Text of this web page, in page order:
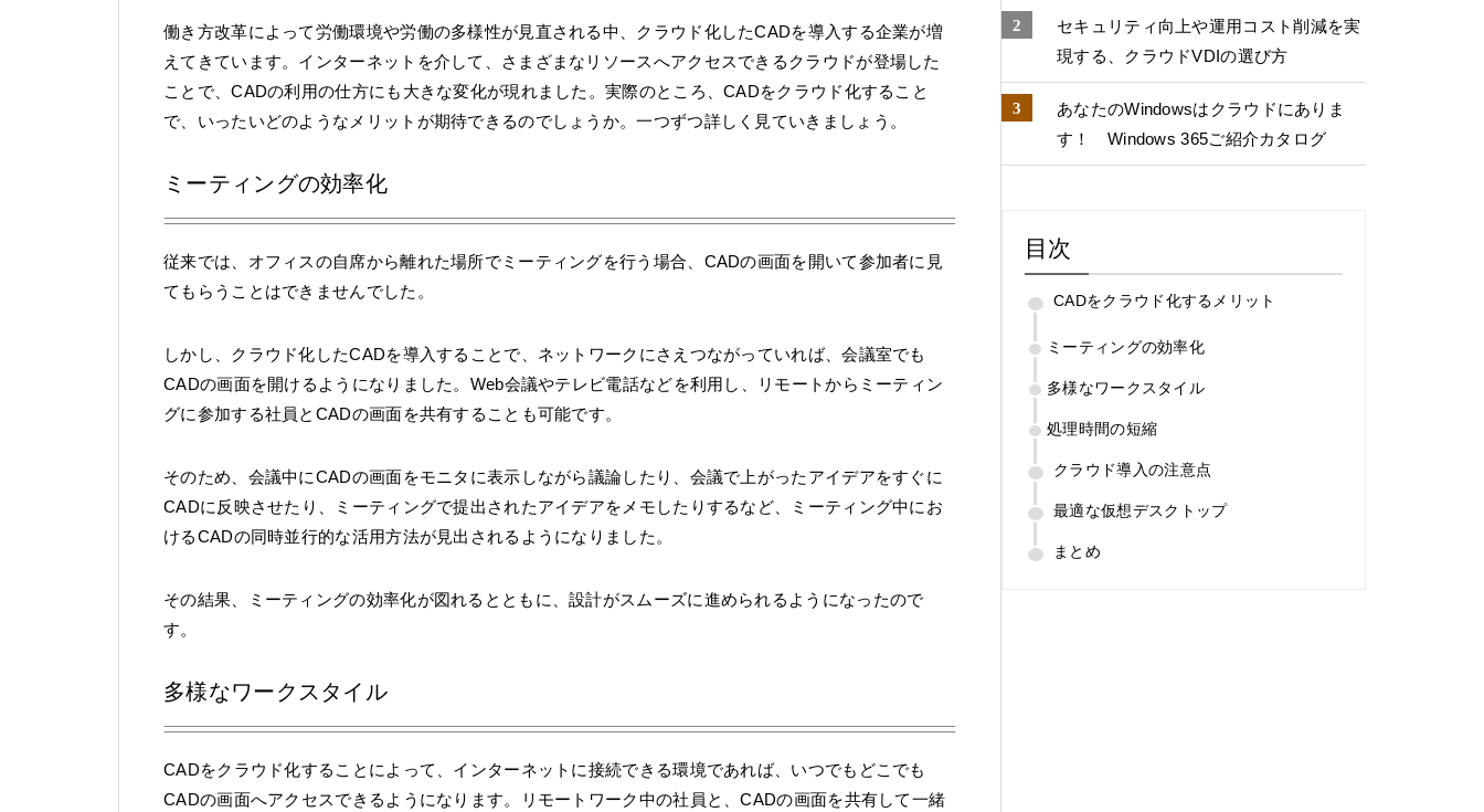
働き方改革によって労働環境や労働の多様性が見直される中、クラウド化したCADを導入する企業が増
えてきています。インターネットを介して、さまざまなリソースへアクセスできるクラウドが登場した
ことで、CADの利用の仕方にも大きな変化が現れました。実際のところ、CADをクラウド化すること
で、いったいどのようなメリットが期待できるのでしょうか。一つずつ詳しく見ていきましょう。
ミーティングの効率化
従来では、オフィスの自席から離れた場所でミーティングを行う場合、CADの画面を開いて参加者に見
てもらうことはできませんでした。
しかし、クラウド化したCADを導入することで、ネットワークにさえつながっていれば、会議室でも
CADの画面を開けるようになりました。Web会議やテレビ電話などを利用し、リモートからミーティン
グに参加する社員とCADの画面を共有することも可能です。
そのため、会議中にCADの画面をモニタに表示しながら議論したり、会議で上がったアイデアをすぐに
CADに反映させたり、ミーティングで提出されたアイデアをメモしたりするなど、ミーティング中にお
けるCADの同時並行的な活用方法が見出されるようになりました。
その結果、ミーティングの効率化が図れるとともに、設計がスムーズに進められるようになったので
す。
多様なワークスタイル
CADをクラウド化することによって、インターネットに接続できる環境であれば、いつでもどこでも
CADの画面へアクセスできるようになります。リモートワーク中の社員と、CADの画面を共有して一緒
セキュリティ向上や運用コスト削減を実
現する、クラウドVDIの選び方
あなたのWindowsはクラウドにありま
す！ Windows 365ご紹介カタログ
目次
CADをクラウド化するメリット
ミーティングの効率化
多様なワークスタイル
処理時間の短縮
クラウド導入の注意点
最適な仮想デスクトップ
まとめ